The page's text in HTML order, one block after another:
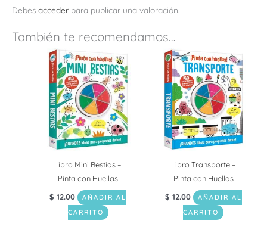
Debes acceder para publicar una valoración.
También te recomendamos…
Libro Mini Bestias –
Pinta con Huellas
$ 12.00
AÑADIR AL
CARRITO
Libro Transporte –
Pinta con Huellas
$ 12.00
AÑADIR AL
CARRITO